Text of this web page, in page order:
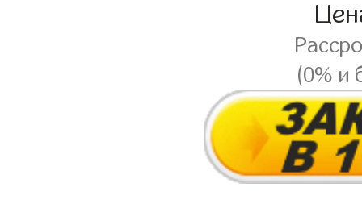
(0% и